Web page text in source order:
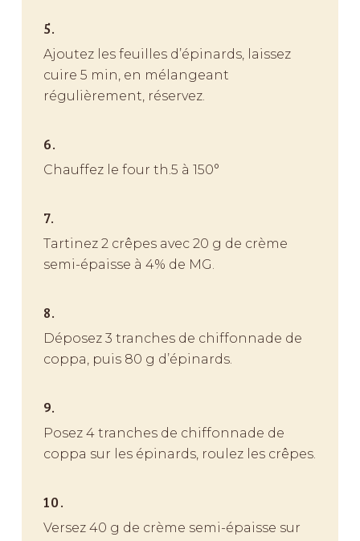
5.
Ajoutez les feuilles d’épinards, laissez
cuire 5 min, en mélangeant
régulièrement, réservez.
6.
Chauffez le four th.5 à 150°
7.
Tartinez 2 crêpes avec 20 g de crème
semi-épaisse à 4% de MG.
8.
Déposez 3 tranches de chiffonnade de
coppa, puis 80 g d’épinards.
9.
Posez 4 tranches de chiffonnade de
coppa sur les épinards, roulez les crêpes.
10.
Versez 40 g de crème semi-épaisse sur